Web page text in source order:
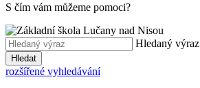
S čím vám můžeme pomoci?
Hledaný výraz
Hledat
rozšířené vyhledávání